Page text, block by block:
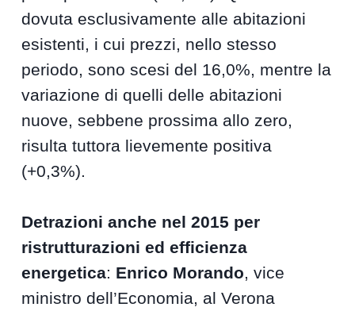
dovuta esclusivamente alle abitazioni
esistenti, i cui prezzi, nello stesso
periodo, sono scesi del 16,0%, mentre la
variazione di quelli delle abitazioni
nuove, sebbene prossima allo zero,
risulta tuttora lievemente positiva
(+0,3%).
Detrazioni anche nel 2015 per
ristrutturazioni ed efficienza
energetica: Enrico Morando, vice
ministro dell’Economia, al Verona